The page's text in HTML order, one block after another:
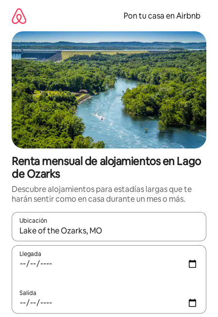
contenido
Pon tu casa en Airbnb
Renta mensual de alojamientos en Lago
de Ozarks
Descubre alojamientos para estadías largas que te
harán sentir como en casa durante un mes o más.
Ubicación
Cuando los resultados estén disponibles, navega con las
Llegada
Salida